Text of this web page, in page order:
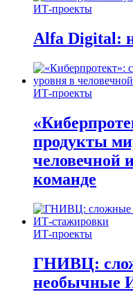
ИТ-проекты
Alfa Digital:
ИТ-проекты
продукты
человечной
команде
ИТ-проекты
ГНИВЦ:
необычные